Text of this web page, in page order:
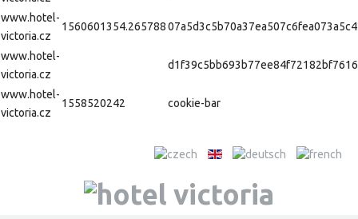
www.hotel-
victoria.cz
1560601354.265788
www.hotel-
victoria.cz
www.hotel-
victoria.cz
1558520242 cookie-bar